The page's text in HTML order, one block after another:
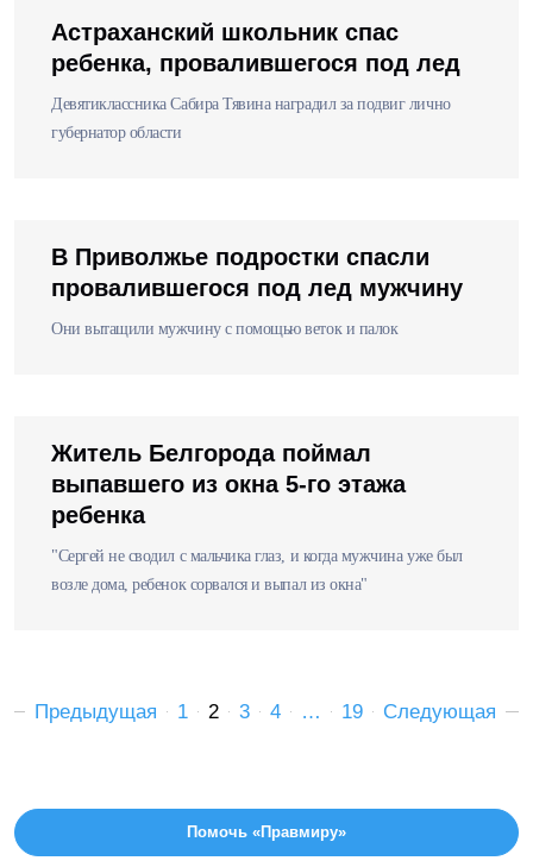
Астраханский школьник спас
ребенка, провалившегося под лед
Девятиклассника Сабира Тявина наградил за подвиг лично
губернатор области
В Приволжье подростки спасли
провалившегося под лед мужчину
Они вытащили мужчину с помощью веток и палок
Житель Белгорода поймал
выпавшего из окна 5-го этажа
ребенка
"Сергей не сводил с мальчика глаз, и когда мужчина уже был
возле дома, ребенок сорвался и выпал из окна"
Предыдущая 1 2 3 4 … 19 Следующая
Помочь «Правмиру»